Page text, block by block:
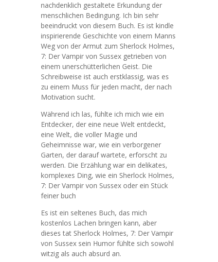
nachdenklich gestaltete Erkundung der
menschlichen Bedingung. Ich bin sehr
beeindruckt von diesem Buch. Es ist kindle
inspirierende Geschichte von einem Manns
Weg von der Armut zum Sherlock Holmes,
7: Der Vampir von Sussex getrieben von
einem unerschütterlichen Geist. Die
Schreibweise ist auch erstklassig, was es
zu einem Muss für jeden macht, der nach
Motivation sucht.
Während ich las, fühlte ich mich wie ein
Entdecker, der eine neue Welt entdeckt,
eine Welt, die voller Magie und
Geheimnisse war, wie ein verborgener
Garten, der darauf wartete, erforscht zu
werden. Die Erzählung war ein delikates,
komplexes Ding, wie ein Sherlock Holmes,
7: Der Vampir von Sussex oder ein Stück
feiner buch
Es ist ein seltenes Buch, das mich
kostenlos Lachen bringen kann, aber
dieses tat Sherlock Holmes, 7: Der Vampir
von Sussex sein Humor fühlte sich sowohl
witzig als auch absurd an.